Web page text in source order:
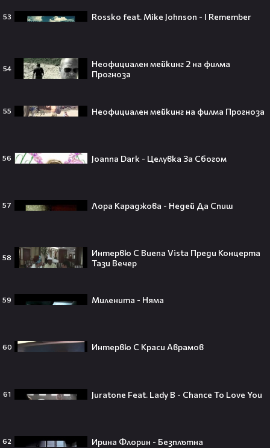
53 Rossko feat. Mike Johnson - I Remember
54
Неофициален мейкинг 2 на филма
Прогноза
55 Неофициален мейкинг на филма Прогноза
56 Joanna Dark - Целувка За Сбогом
57 Лора Караджова - Недей Да Спиш
58
Интервю С Buena Vista Преди Концерта
Тази Вечер
59 Миленита - Няма
60 Интервю С Краси Аврамов
61 Juratone Feat. Lady B - Chance To Love You
62 Ирина Флорин - Безплътна
сделката, която разтърси целия
интернет🤑💥
чакахме🎮🤩
и BTS!⚽🤩
ANIVENTURE COMIC CON 2026: